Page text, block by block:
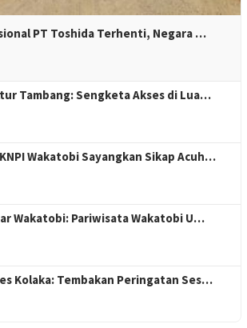
PT Toshida Terhenti, Negara …
Tambang: Sengketa Akses di Lua…
Wakatobi Sayangkan Sikap Acuh…
Wakatobi: Pariwisata Wakatobi U…
Kolaka: Tembakan Peringatan Ses…